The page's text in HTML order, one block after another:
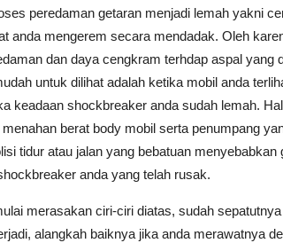
peredaman getaran menjadi lemah yakni
anda mengerem secara mendadak. Oleh
dan daya cengkram terhdap aspal yang
untuk dilihat adalah ketika mobil anda
keadaan shockbreaker anda sudah lemah.
berat body mobil serta penumpang
tidur atau jalan yang bebatuan
anda yang telah rusak.
merasakan ciri-ciri diatas, sudah
alangkah baiknya jika anda merawatnya